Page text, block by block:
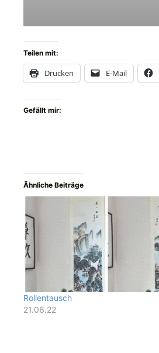
Teilen mit:
Drucken E-Mail
Gefällt mir:
Ähnliche Beiträge
Rollentausch
21.06.22